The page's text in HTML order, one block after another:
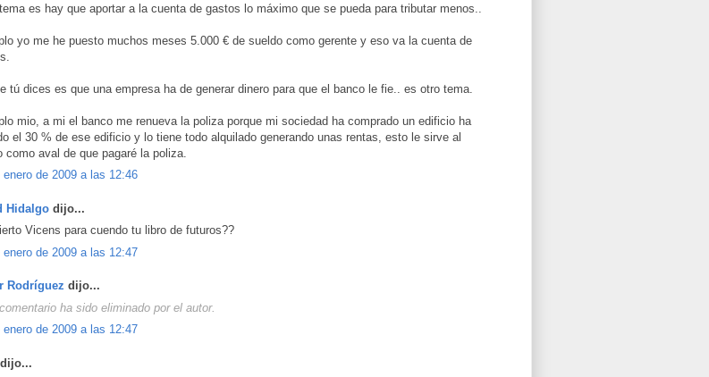
es hay que aportar a la cuenta de gastos lo máximo que se pueda para tributar menos..
yo me he puesto muchos meses 5.000 € de sueldo como gerente y eso va la cuenta de
tú dices es que una empresa ha de generar dinero para que el banco le fie.. es otro tema.
mio, a mi el banco me renueva la poliza porque mi sociedad ha comprado un edificio ha
el 30 % de ese edificio y lo tiene todo alquilado generando unas rentas, esto le sirve al
como aval de que pagaré la poliza.
enero de 2009 a las 12:46
Hidalgo dijo...
Vicens para cuendo tu libro de futuros??
enero de 2009 a las 12:47
Rodríguez dijo...
ha sido eliminado por el autor.
enero de 2009 a las 12:47
dijo...